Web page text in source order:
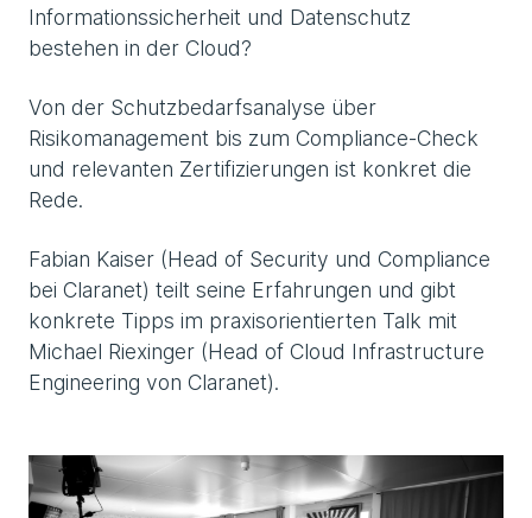
Informationssicherheit und Datenschutz
bestehen in der Cloud?
Von der Schutzbedarfsanalyse über
Risikomanagement bis zum Compliance-Check
und relevanten Zertifizierungen ist konkret die
Rede.
Fabian Kaiser (Head of Security und Compliance
bei Claranet) teilt seine Erfahrungen und gibt
konkrete Tipps im praxisorientierten Talk mit
Michael Riexinger (Head of Cloud Infrastructure
Engineering von Claranet).